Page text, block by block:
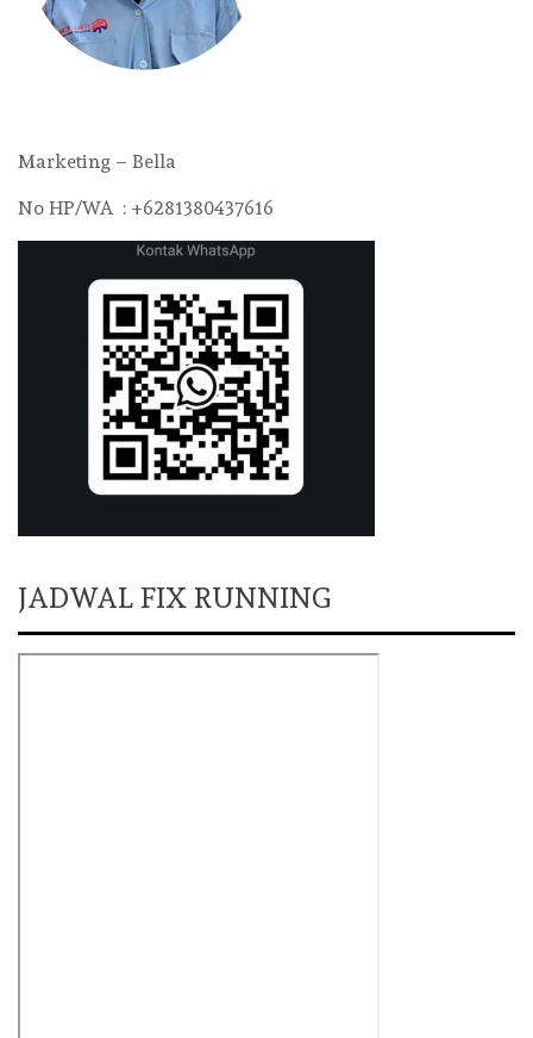
Marketing – Bella
No HP/WA : +6281380437616
JADWAL FIX RUNNING